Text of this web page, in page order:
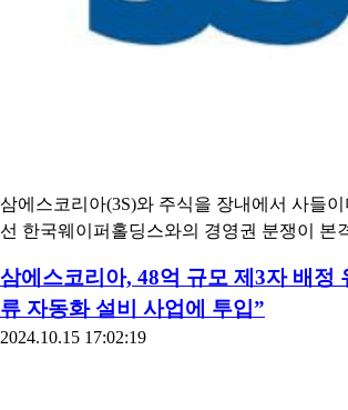
삼에스코리아(3S)와 주식을 장내에서 사들
선 한국웨이퍼홀딩스와의 경영권 분쟁이 본
삼에스코리아, 48억 규모 제3자 배
류 자동화 설비 사업에 투입”
2024.10.15 17:02:19